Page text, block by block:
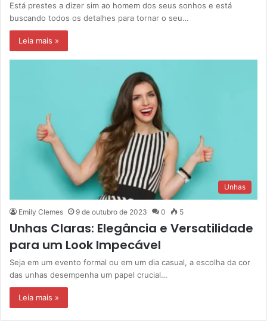
Está prestes a dizer sim ao homem dos seus sonhos e está
buscando todos os detalhes para tornar o seu…
Leia mais »
Unhas
Emily Clemes 9 de outubro de 2023 0 5
Unhas Claras: Elegância e Versatilidade
para um Look Impecável
Seja em um evento formal ou em um dia casual, a escolha da cor
das unhas desempenha um papel crucial…
Leia mais »